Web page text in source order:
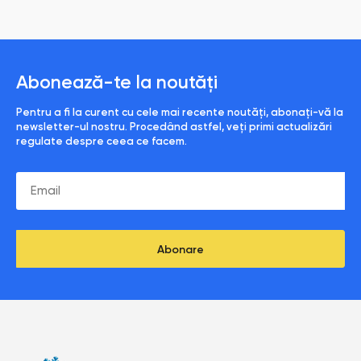
Abonează-te la noutăți
Pentru a fi la curent cu cele mai recente noutăți, abonați-vă la
newsletter-ul nostru. Procedând astfel, veți primi actualizări
regulate despre ceea ce facem.
Abonare